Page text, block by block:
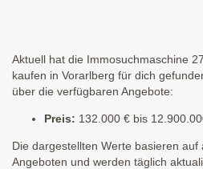
Aktuell hat die Immosuchmaschine
kaufen in Vorarlberg für dich
über die verfügbaren Angebote:
Preis: 132.000 € bis
Die dargestellten Werte basieren auf
Angeboten und werden täglich